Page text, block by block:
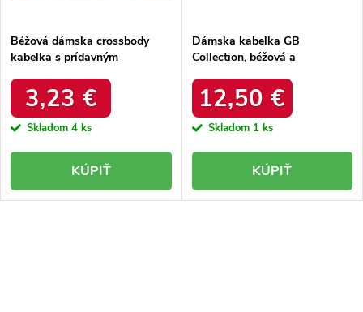
Béžová dámska crossbody
kabelka s prídavným
Massini Rosa, kód produktu
EB38846 Brown
3,23 €
Skladom 4 ks
KÚPIŤ
Dámska kabelka GB
Collection, béžová a
prídavným ramienkom, kód
produktu 5013
12,50 €
Skladom 1 ks
KÚPIŤ